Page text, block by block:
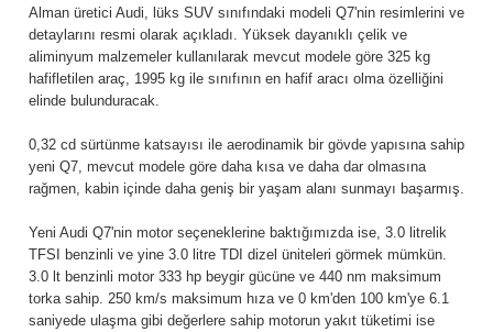
Alman üretici Audi, lüks SUV sınıfındaki modeli Q7'nin resimlerini ve
detaylarını resmi olarak açıkladı. Yüksek dayanıklı çelik ve
aliminyum malzemeler kullanılarak mevcut modele göre 325 kg
hafifletilen araç, 1995 kg ile sınıfının en hafif aracı olma özelliğini
elinde bulunduracak.
0,32 cd sürtünme katsayısı ile aerodinamik bir gövde yapısına sahip
yeni Q7, mevcut modele göre daha kısa ve daha dar olmasına
rağmen, kabin içinde daha geniş bir yaşam alanı sunmayı başarmış.
Yeni Audi Q7'nin motor seçeneklerine baktığımızda ise, 3.0 litrelik
TFSI benzinli ve yine 3.0 litre TDI dizel üniteleri görmek mümkün.
3.0 lt benzinli motor 333 hp beygir gücüne ve 440 nm maksimum
torka sahip. 250 km/s maksimum hıza ve 0 km'den 100 km'ye 6.1
saniyede ulaşma gibi değerlere sahip motorun yakıt tüketimi ise